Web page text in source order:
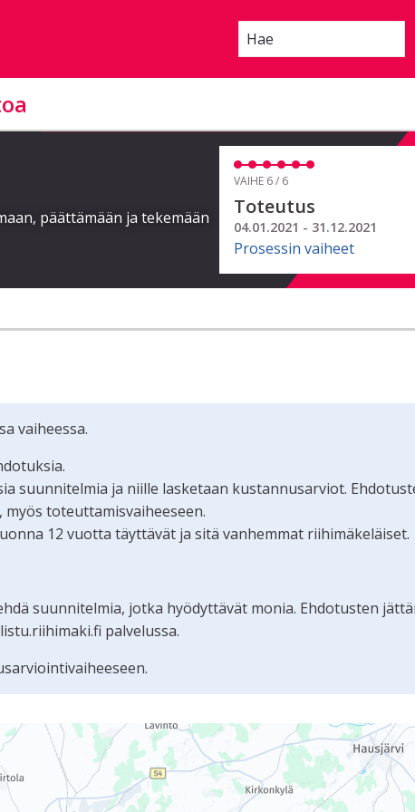
Hae
päättämään ja tekemään
VAIHE 6 / 6
Toteutus
04.01.2021 - 31.12.2021
Prosessin vaiheet
vaiheessa.
suunnitelmia ja niille lasketaan kustannusarviot.
toteuttamisvaiheeseen.
12 vuotta täyttävät ja sitä vanhemmat riihimäkeläiset.
suunnitelmia, jotka hyödyttävät monia. Ehdotusten
palvelussa.
Elementtiä voi käyttää ruudunlukijalla, mutta se